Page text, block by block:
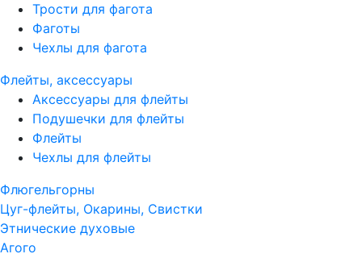
Трости для фагота
Фаготы
Чехлы для фагота
Флейты, аксессуары
Аксессуары для флейты
Подушечки для флейты
Флейты
Чехлы для флейты
Флюгельгорны
Цуг-флейты, Окарины, Свистки
Этнические духовые
Агого